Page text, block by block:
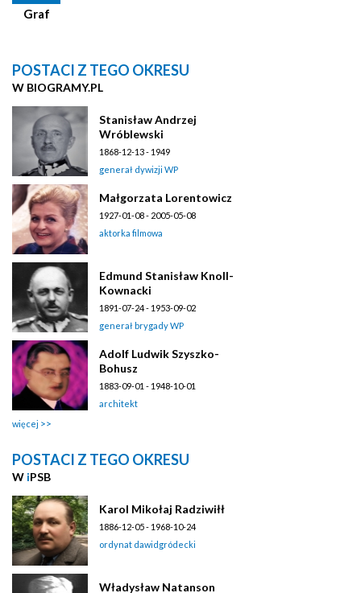
Graf
POSTACI Z TEGO OKRESU
W BIOGRAMY.PL
Stanisław Andrzej
Wróblewski
1868-12-13 - 1949
generał dywizji WP
Małgorzata Lorentowicz
1927-01-08 - 2005-05-08
aktorka filmowa
Edmund Stanisław Knoll-
Kownacki
1891-07-24 - 1953-09-02
generał brygady WP
Adolf Ludwik Szyszko-
Bohusz
1883-09-01 - 1948-10-01
architekt
więcej
POSTACI Z TEGO OKRESU
W iPSB
Karol Mikołaj Radziwiłł
1886-12-05 - 1968-10-24
ordynat dawidgródecki
Władysław Natanson